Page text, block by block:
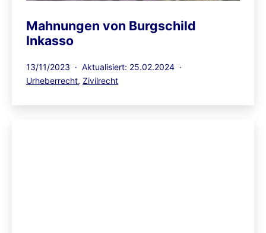
Mahnungen von Burgschild
Inkasso
Veröffentlicht
am
13/11/2023
Aktualisiert: 25.02.2024
Kategorisiert
Urheberrecht, Zivilrecht